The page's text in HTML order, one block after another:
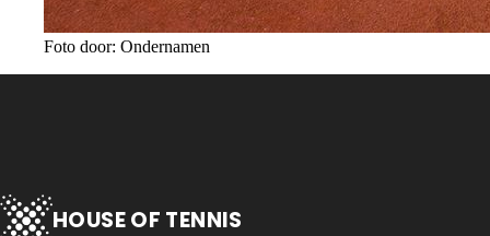
Foto door: Ondernamen
HOUSE OF TENNIS